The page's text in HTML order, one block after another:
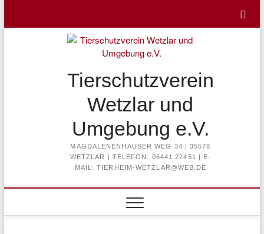
content
Tierschutzverein
Wetzlar und
Umgebung e.V.
MAGDALENENHÄUSER WEG 34 | 35578
WETZLAR | TELEFON: 06441 22451 | E-
MAIL: TIERHEIM-WETZLAR@WEB.DE